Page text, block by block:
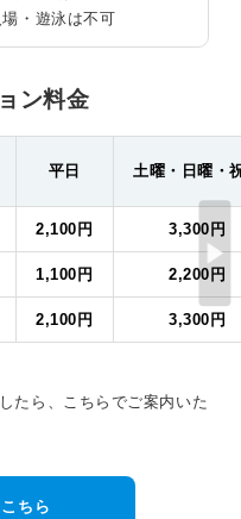
・遊泳は不可
ン料金
平日 土曜・日曜・
2,100円 3,300円
1,100円 2,200円
2,100円 3,300円
たら、こちらでご案内いた
ちら